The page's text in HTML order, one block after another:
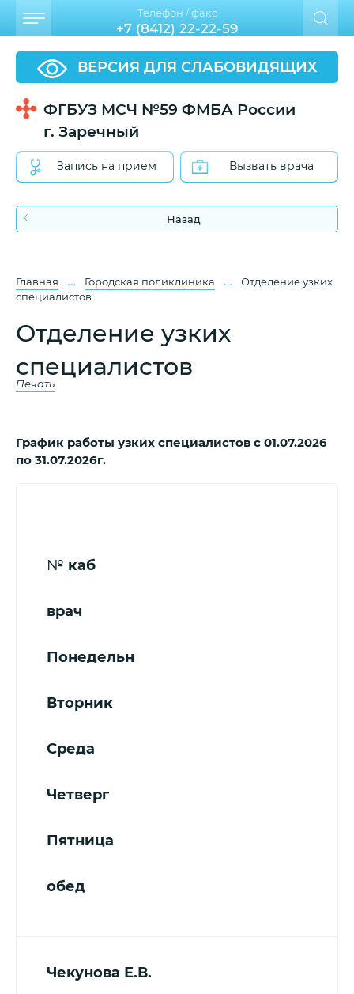
ВЕРСИЯ ДЛЯ СЛАБОВИДЯЩИХ
ФГБУЗ МСЧ №59 ФМБА России
г. Заречный
Запись на прием Вызвать врача
Телефон / факс
+7 (8412) 22-22-59
Назад
Главная … Городская поликлиника …
Отделение узких
специалистов
Отделение узких
специалистов
Печать
График работы узких специалистов с 01.07.2026
по 31.07.2026г.
№ каб
врач
Понедельн
Вторник
Среда
Четверг
Пятница
обед
Чекунова Е.В.